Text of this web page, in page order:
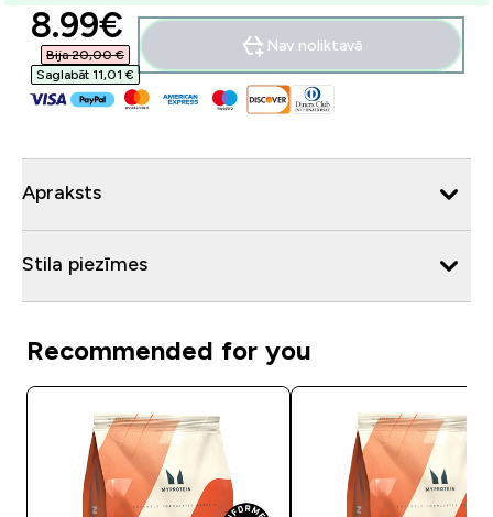
discounted price
8.99€‎
Bija 20,00 €‎
Saglabāt 11,01 €‎
Nav noliktavā
Apraksts
Stila piezīmes
Recommended for you